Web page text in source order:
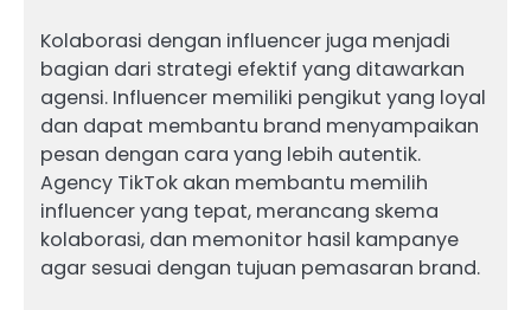
Kolaborasi dengan influencer juga menjadi
bagian dari strategi efektif yang ditawarkan
agensi. Influencer memiliki pengikut yang loyal
dan dapat membantu brand menyampaikan
pesan dengan cara yang lebih autentik.
Agency TikTok akan membantu memilih
influencer yang tepat, merancang skema
kolaborasi, dan memonitor hasil kampanye
agar sesuai dengan tujuan pemasaran brand.